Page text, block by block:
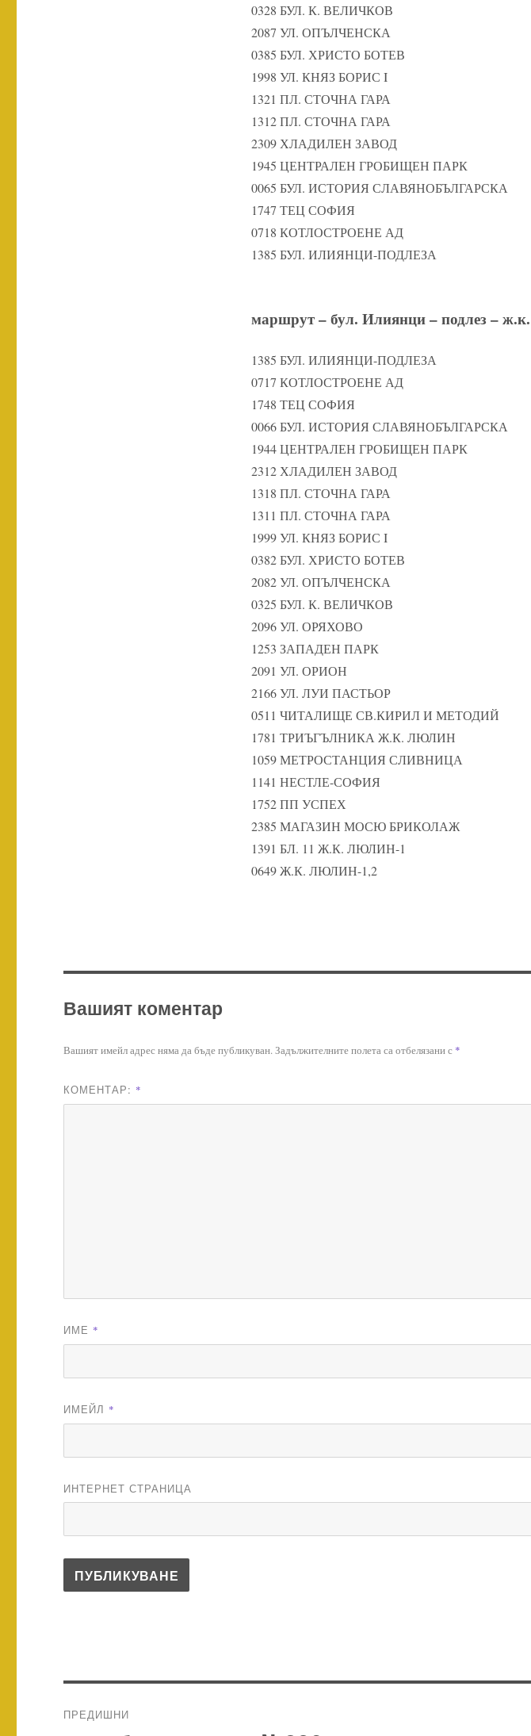
0328 БУЛ. К. ВЕЛИЧКОВ
2087 УЛ. ОПЪЛЧЕНСКА
0385 БУЛ. ХРИСТО БОТЕВ
1998 УЛ. КНЯЗ БОРИС I
1321 ПЛ. СТОЧНА ГАРА
1312 ПЛ. СТОЧНА ГАРА
2309 ХЛАДИЛЕН ЗАВОД
1945 ЦЕНТРАЛЕН ГРОБИЩЕН ПАРК
0065 БУЛ. ИСТОРИЯ СЛАВЯНОБЪЛГАРСКА
1747 ТЕЦ СОФИЯ
0718 КОТЛОСТРОЕНЕ АД
1385 БУЛ. ИЛИЯНЦИ-ПОДЛЕЗА
маршрут – бул. Илиянци – подлез –
1385 БУЛ. ИЛИЯНЦИ-ПОДЛЕЗА
0717 КОТЛОСТРОЕНЕ АД
1748 ТЕЦ СОФИЯ
0066 БУЛ. ИСТОРИЯ СЛАВЯНОБЪЛГАРСКА
1944 ЦЕНТРАЛЕН ГРОБИЩЕН ПАРК
2312 ХЛАДИЛЕН ЗАВОД
1318 ПЛ. СТОЧНА ГАРА
1311 ПЛ. СТОЧНА ГАРА
1999 УЛ. КНЯЗ БОРИС I
0382 БУЛ. ХРИСТО БОТЕВ
2082 УЛ. ОПЪЛЧЕНСКА
0325 БУЛ. К. ВЕЛИЧКОВ
2096 УЛ. ОРЯХОВО
1253 ЗАПАДЕН ПАРК
2091 УЛ. ОРИОН
2166 УЛ. ЛУИ ПАСТЬОР
0511 ЧИТАЛИЩЕ СВ.КИРИЛ И МЕТОДИЙ
1781 ТРИЪГЪЛНИКА Ж.К. ЛЮЛИН
1059 МЕТРОСТАНЦИЯ СЛИВНИЦА
1141 НЕСТЛЕ-СОФИЯ
1752 ПП УСПЕХ
2385 МАГАЗИН МОСЮ БРИКОЛАЖ
1391 БЛ. 11 Ж.К. ЛЮЛИН-1
0649 Ж.К. ЛЮЛИН-1,2
Вашият коментар
Вашият имейл адрес няма да бъде публикуван.Задължителните полета са отбелязани с *
КОМЕНТАР: *
ИМЕ *
ИМЕЙЛ *
ИНТЕРНЕТ СТРАНИЦА
ПРЕДИШНИ